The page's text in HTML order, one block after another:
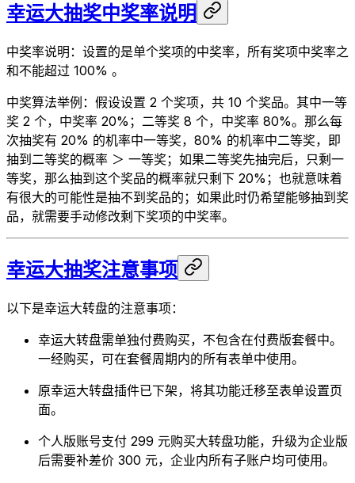
幸运大抽奖中奖率说明
中奖率说明：设置的是单个奖项的中奖率，所有奖项中奖率之
和不能超过 100% 。
中奖算法举例：假设设置 2 个奖项，共 10 个奖品。其中一等
奖 2 个，中奖率 20%；二等奖 8 个，中奖率 80%。那么每
次抽奖有 20% 的机率中一等奖，80% 的机率中二等奖，即
抽到二等奖的概率 ＞ 一等奖；如果二等奖先抽完后，只剩一
等奖，那么抽到这个奖品的概率就只剩下 20%；也就意味着
有很大的可能性是抽不到奖品的；如果此时仍希望能够抽到奖
品，就需要手动修改剩下奖项的中奖率。
幸运大抽奖注意事项
以下是幸运大转盘的注意事项：
幸运大转盘需单独付费购买，不包含在付费版套餐中。
一经购买，可在套餐周期内的所有表单中使用。
原幸运大转盘插件已下架，将其功能迁移至表单设置页
面。
个人版账号支付 299 元购买大转盘功能，升级为企业版
后需要补差价 300 元，企业内所有子账户均可使用。